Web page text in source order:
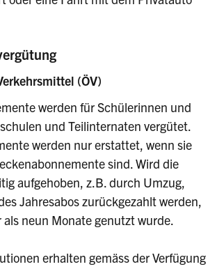
(ÖV)
werden für Schülerinnen und
und Teilinternaten vergütet.
werden nur erstattet, wenn sie
sind. Wird die
aufgehoben, z.B. durch Umzug,
Jahresabos zurückgezahlt werden,
als neun Monate genutzt wurde.
erhalten gemäss der Verfügung